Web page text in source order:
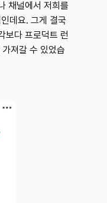
채널에서 저희를
데요. 그게 결국
보다 프로덕트 런
져갈 수 있었습